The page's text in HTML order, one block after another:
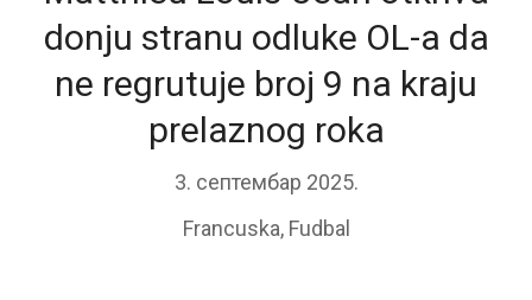
donju stranu odluke OL-a da
ne regrutuje broj 9 na kraju
prelaznog roka
3. септембар 2025.
Francuska, Fudbal